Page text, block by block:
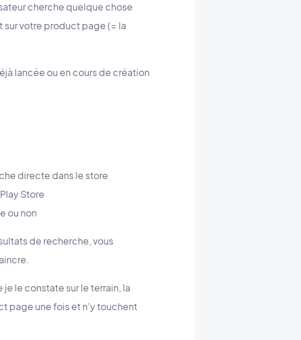
cherche quelque chose
votre product page (= la
lancée ou en cours de création
directe dans le store
Store
ou non
de recherche, vous
le constate sur le terrain, la
page une fois et n'y touchent